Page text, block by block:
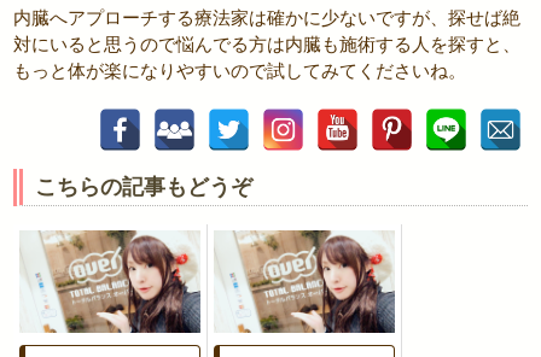
内臓へアプローチする療法家は確かに少ないですが、探せば絶
対にいると思うので悩んでる方は内臓も施術する人を探すと、
もっと体が楽になりやすいので試してみてくださいね。
こちらの記事もどうぞ